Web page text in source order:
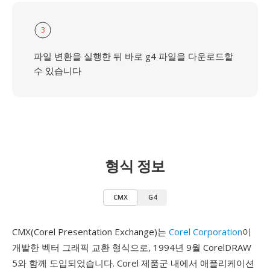
3
파일 변환을 실행한 뒤 바로 g4 파일을 다운로드할
수 있습니다
형식 정보
CMX G4
CMX(Corel Presentation Exchange)는 Corel Corporation이
개발한 벡터 그래픽 교환 형식으로, 1994년 9월 CorelDRAW
5와 함께 도입되었습니다. Corel 제품군 내에서 애플리케이션